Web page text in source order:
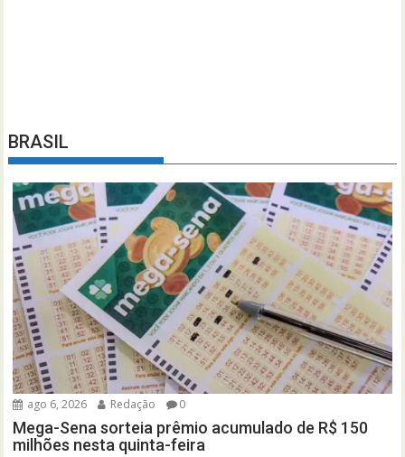
BRASIL
ago 6, 2026 Redação 0
Mega-Sena sorteia prêmio acumulado de R$ 150
milhões nesta quinta-feira